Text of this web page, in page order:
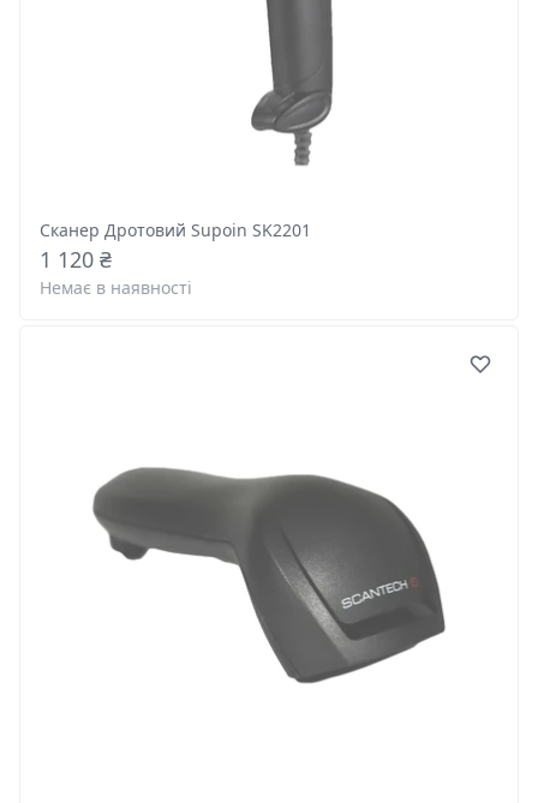
Сканер Дротовий Supoin SK2201
1 120 ₴
Немає в наявності